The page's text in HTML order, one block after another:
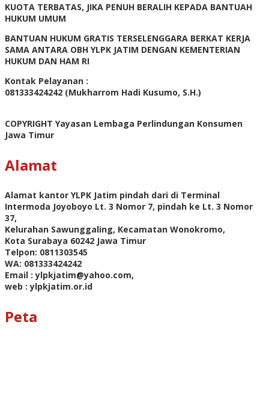
KUOTA TERBATAS, JIKA PENUH BERALIH KEPADA BANTUAH
HUKUM UMUM
BANTUAN HUKUM GRATIS TERSELENGGARA BERKAT KERJA
SAMA ANTARA OBH YLPK JATIM DENGAN KEMENTERIAN
HUKUM DAN HAM RI
Kontak Pelayanan :
081333424242 (Mukharrom Hadi Kusumo, S.H.)
COPYRIGHT Yayasan Lembaga Perlindungan Konsumen
Jawa Timur
Alamat
Alamat kantor YLPK Jatim pindah dari di Terminal
Intermoda Joyoboyo Lt. 3 Nomor 7, pindah ke Lt. 3 Nomor
37,
Kelurahan Sawunggaling, Kecamatan Wonokromo,
Kota Surabaya 60242 Jawa Timur
Telpon: 0811303545
WA: 081333424242
Email : ylpkjatim@yahoo.com,
web : ylpkjatim.or.id
Peta